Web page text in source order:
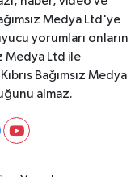
Medya Ltd'ye
yorumları onların
Medya Ltd ile
Bağımsız Medya
almaz.